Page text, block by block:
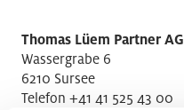
Thomas Lüem Partner AG
Wassergrabe 6
6210 Sursee
Telefon +41 41 525 43 00